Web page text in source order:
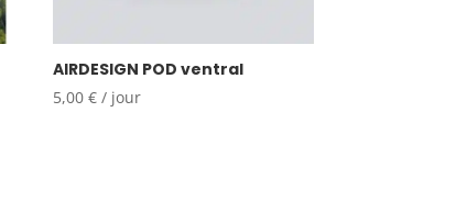
AIRDESIGN POD ventral
5,00€ / jour